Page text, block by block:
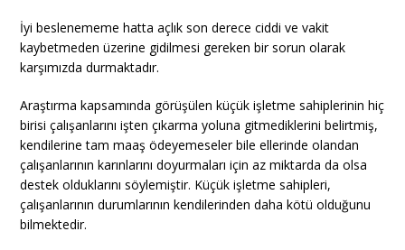
İyi beslenememe hatta açlık son derece ciddi ve vakit
kaybetmeden üzerine gidilmesi gereken bir sorun olarak
karşımızda durmaktadır.
Araştırma kapsamında görüşülen küçük işletme sahiplerinin hiç
birisi çalışanlarını işten çıkarma yoluna gitmediklerini belirtmiş,
kendilerine tam maaş ödeyemeseler bile ellerinde olandan
çalışanlarının karınlarını doyurmaları için az miktarda da olsa
destek olduklarını söylemiştir. Küçük işletme sahipleri,
çalışanlarının durumlarının kendilerinden daha kötü olduğunu
bilmektedir.